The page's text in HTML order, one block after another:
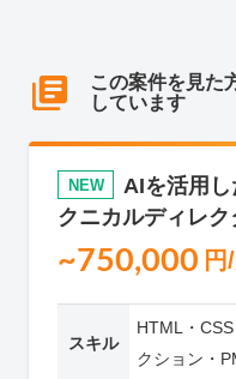
この案件を見た
しています
NEW
AIを活用
クニカルディレク
~750,000 円
スキル
HTML・
クション・